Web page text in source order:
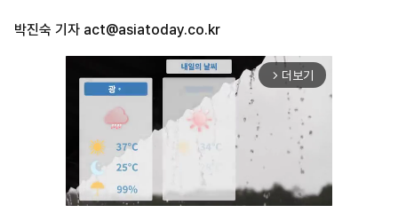
박진숙 기자 act@asiatoday.co.kr
arrow_forward_ios 더보기